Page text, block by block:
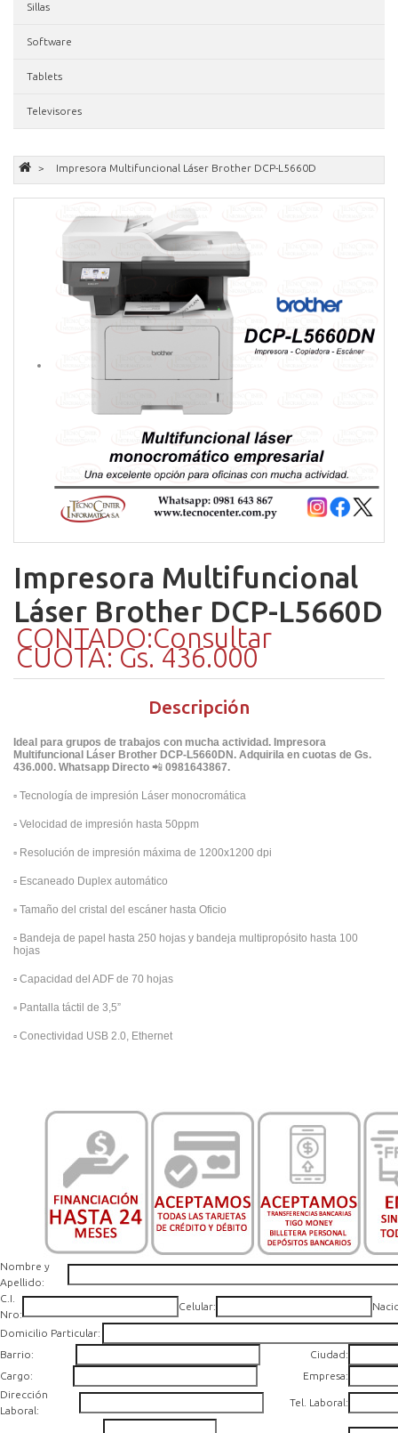
Sillas
Software
Tablets
Televisores
Impresora Multifuncional Láser Brother DCP-L5660D
Impresora Multifuncional
Láser Brother DCP-L5660D
CONTADO:Consultar
CUOTA: Gs. 436.000
Descripción
Ideal para grupos de trabajos con mucha actividad. Impresora
Multifuncional Láser Brother DCP-L5660DN. Adquirila en cuotas de Gs.
436.000. Whatsapp Directo 📲 0981643867.
▫️ Tecnología de impresión Láser monocromática
▫️ Velocidad de impresión hasta 50ppm
▫️ Resolución de impresión máxima de 1200x1200 dpi
▫️ Escaneado Duplex automático
▫️ Tamaño del cristal del escáner hasta Oficio
▫️ Bandeja de papel hasta 250 hojas y bandeja multipropósito hasta 100
hojas
▫️ Capacidad del ADF de 70 hojas
▫️ Pantalla táctil de 3,5”
▫️ Conectividad USB 2.0, Ethernet
Nombre y
Apellido:
C.I.
Nro:
Celular:
Domicilio Particular:
Barrio:
Ciudad:
Cargo:
Empresa:
Dirección
Laboral:
Tel. Laboral: